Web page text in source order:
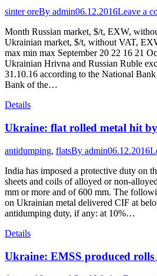
sinter oreBy admin06.12.2016Leave a
Month Russian market, $/t, EXW,
Ukrainian market, $/t, without VAT,
max min max September 20 22 16 21
Ukrainian Hrivna and Russian Ruble
31.10.16 according to the National
Bank of the…
Details
Ukraine: flat rolled metal hit
antidumping, flatsBy admin06.12.2016
India has imposed a protective duty on
sheets and coils of alloyed or non-
mm or more and of 600 mm. The
on Ukrainian metal delivered CIF at
antidumping duty, if any: at 10%…
Details
Ukraine: EMSS produced rolls